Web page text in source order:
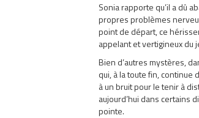
Sonia rapporte qu’il a dû
propres problèmes
point de départ, ce
appelant et vertigineux du
Bien d’autres mystères,
qui, à la toute fin, continue
à un bruit pour le tenir à
aujourd’hui dans certains
pointe.